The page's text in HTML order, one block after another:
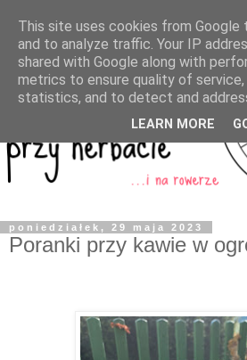
poniedziałek, 29 maja 2023
Poranki przy kawie w
This site uses cookies from
and to analyze traffic. Your IP
shared with Google along with
metrics to ensure quality of service,
statistics, and to detect and
LEARN MORE